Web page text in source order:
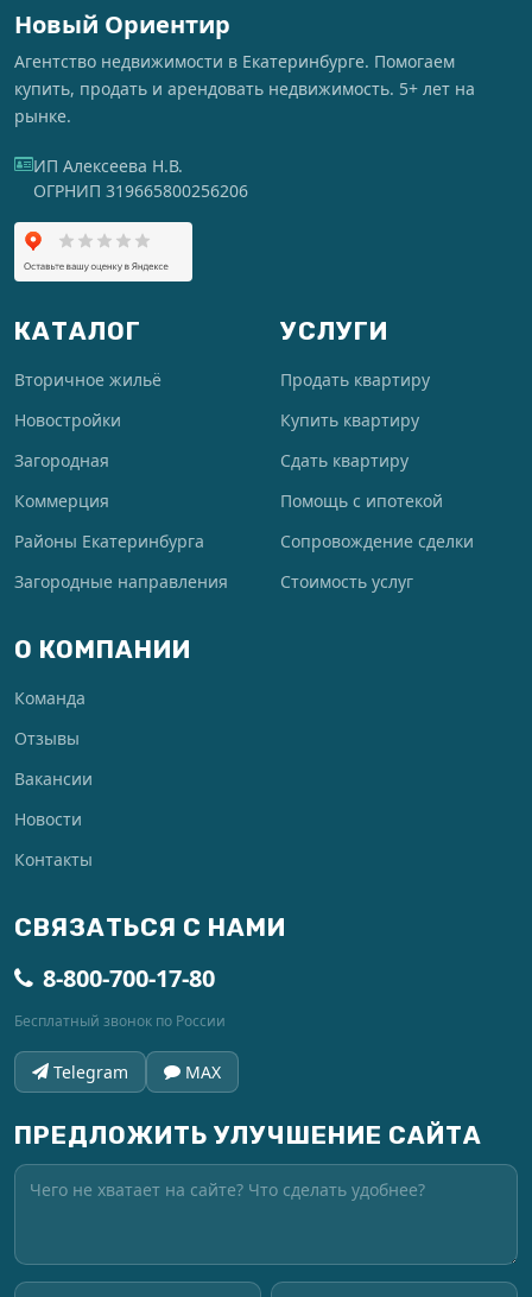
Новый Ориентир
Агентство недвижимости в Екатеринбурге. Помогаем
купить, продать и арендовать недвижимость. 5+ лет на
рынке.
ИП Алексеева Н.В.
ОГРНИП 319665800256206
КАТАЛОГ
Вторичное жильё
Новостройки
Загородная
Коммерция
Районы Екатеринбурга
Загородные направления
УСЛУГИ
Продать квартиру
Купить квартиру
Сдать квартиру
Помощь с ипотекой
Сопровождение сделки
Стоимость услуг
О КОМПАНИИ
Команда
Отзывы
Вакансии
Новости
Контакты
СВЯЗАТЬСЯ С НАМИ
8-800-700-17-80
Бесплатный звонок по России
Telegram MAX
ПРЕДЛОЖИТЬ УЛУЧШЕНИЕ САЙТА